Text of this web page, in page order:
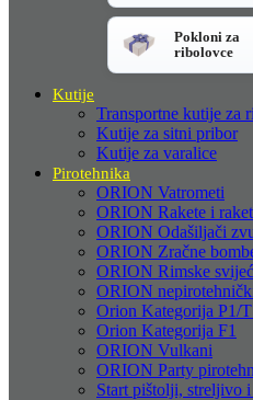
Pokloni za
ribolovce
Kutije
Transportne kutije za
Kutije za sitni pribor
Kutije za varalice
Pirotehnika
ORION Vatrometi
ORION Rakete i
ORION Odašiljači
ORION Zračne
ORION Rimske
ORION
Orion Kategorija P1/
Orion Kategorija F1
ORION Vulkani
ORION Party
Start pištolji, streljivo i